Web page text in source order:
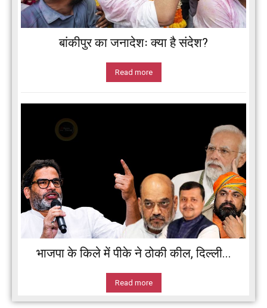
बांकीपुर का जनादेशः क्या है संदेश?
Read more
भाजपा के किले में पीके ने ठोकी कील, दिल्ली...
Read more